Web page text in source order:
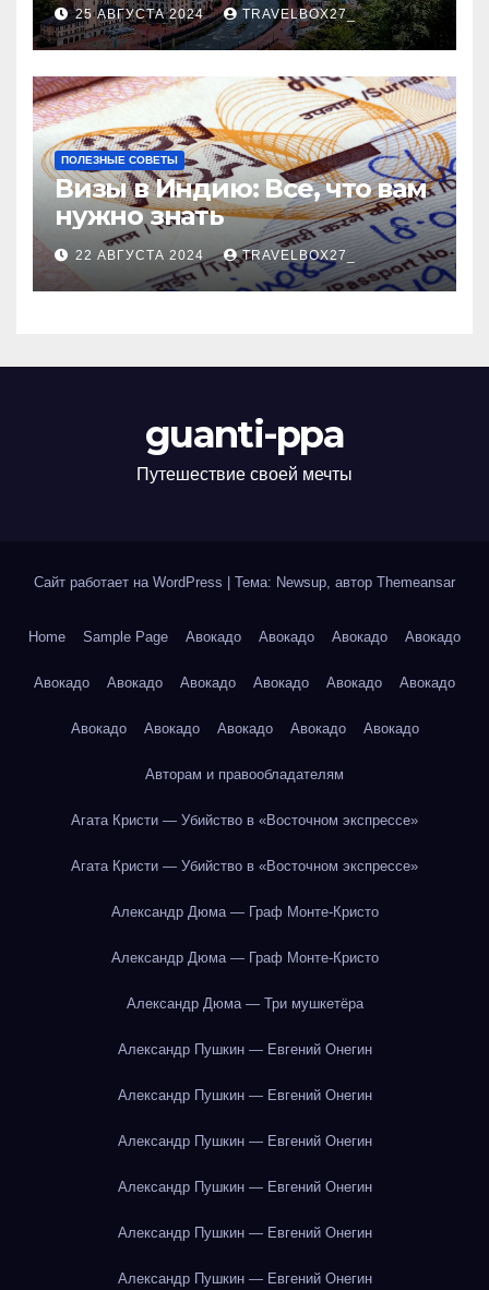
25 АВГУСТА 2024 TRAVELBOX27_
ПОЛЕЗНЫЕ СОВЕТЫ
Визы в Индию: Все, что вам
нужно знать
22 АВГУСТА 2024 TRAVELBOX27_
guanti-ppa
Путешествие своей мечты
Сайт работает на WordPress Тема: Newsup, автор Themeansar
Home Sample Page Авокадо Авокадо Авокадо Авокадо
Авокадо Авокадо Авокадо Авокадо Авокадо Авокадо
Авокадо Авокадо Авокадо Авокадо Авокадо
Авторам и правообладателям
Агата Кристи — Убийство в «Восточном экспрессе»
Агата Кристи — Убийство в «Восточном экспрессе»
Александр Дюма — Граф Монте-Кристо
Александр Дюма — Граф Монте-Кристо
Александр Дюма — Три мушкетёра
Александр Пушкин — Евгений Онегин
Александр Пушкин — Евгений Онегин
Александр Пушкин — Евгений Онегин
Александр Пушкин — Евгений Онегин
Александр Пушкин — Евгений Онегин
Александр Пушкин — Евгений Онегин